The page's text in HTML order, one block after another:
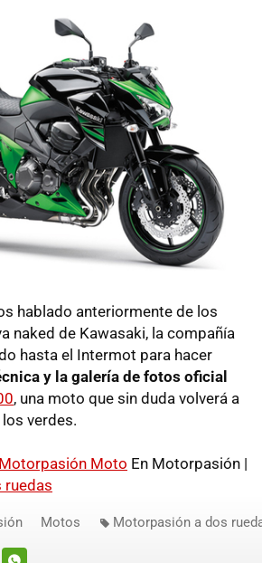
hablado anteriormente de los
naked de Kawasaki, la compañía
hasta el Intermot para hacer
y la galería de fotos oficial
, una moto que sin duda volverá a
verdes.
Motorpasión Moto En Motorpasión |
ruedas
Motos Motorpasión a dos